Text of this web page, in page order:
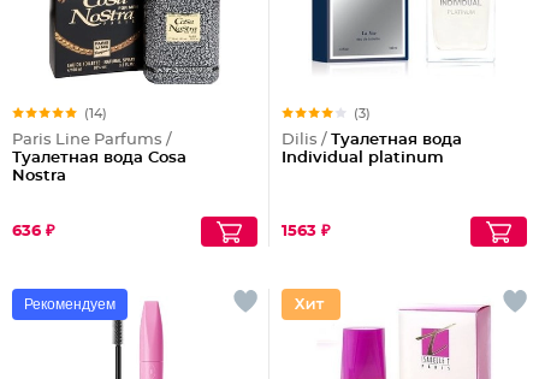
(14)
Paris Line Parfums /
Туалетная вода Cosa
Nostra
636 ₽
(3)
Dilis / Туалетная вода
Individual platinum
1563 ₽
Рекомендуем